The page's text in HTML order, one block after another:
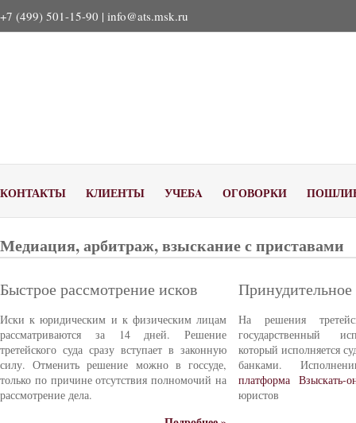
+7 (499) 501-15-90 | info@ats.msk.ru
КОНТАКТЫ КЛИЕНТЫ УЧЕБA ОГОВОРКИ
Медиация, арбитраж, взыскание с приставами
Быстрое рассмотрение исков
Иски к юридическим и к физическим лицам
рассматриваются за 14 дней. Решение
третейского суда сразу вступает в законную
силу. Отменить решение можно в госсуде,
только по причине отсутствия полномочий на
рассмотрение дела.
На решения
государственный
который исполняется
банками.
платформа Взыскать-
юристов